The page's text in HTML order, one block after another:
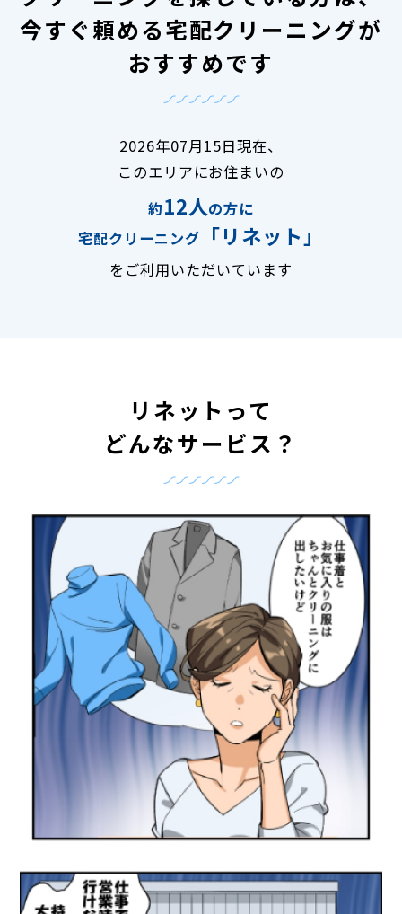
今すぐ頼める宅配クリーニングが
おすすめです
2026年07月15日現在、
このエリアにお住まいの
約12人の方に
宅配クリーニング
「リネット」
をご利用いただいています
リネットって
どんなサービス？